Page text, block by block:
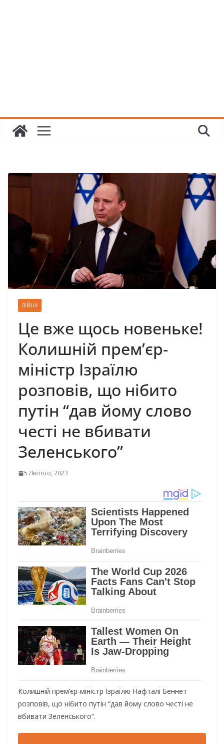
ВІЙНА
Це вже щось новеньке!
Колишній прем’єр-
міністр Ізраїлю
розповів, що нібито
путін “дав йому слово
честі не вбивати
Зеленського”
5 Лютого, 2023
Колишній прем’єр-міністр Ізраїлю Нафталі Беннет
розповів, що нібито путін “дав йому слово честі не
вбивати Зеленського”.